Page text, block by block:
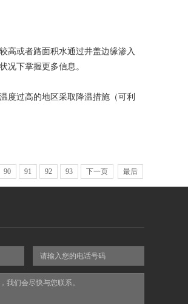
或者路面积水通过井盖边缘渗入
况下掌握更多信息。
过高的地区采取降温措施（可利
90 91 92 93 下一页 最后